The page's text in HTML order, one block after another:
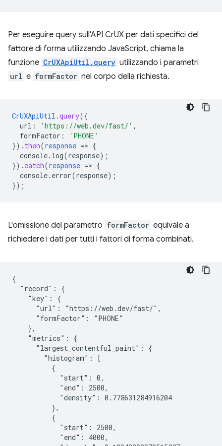
Per eseguire query sull'API CrUX per dati specifici del
fattore di forma utilizzando JavaScript, chiama la
funzione CrUXApiUtil.query utilizzando i parametri
url e formFactor nel corpo della richiesta.
CrUXApiUtil .query({
url : 'https://web.dev/fast/' ,
formFactor :
'PHONE'
}) . then(response => {
console.log(response) ;
}) .catch(response => {
console.error(response) ;
});
L'omissione del parametro formFactor equivale a
richiedere i dati per tutti i fattori di forma combinati.
{
  "record": {
    "key": {
      "url": "https://web.dev/fast/",
      "formFactor": "PHONE"
    },
    "metrics": {
      "largest_contentful_paint": {
        "histogram": [
          {
            "start": 0,
            "end": 2500,
            "density": 0.778631284916204
          },
          {
            "start": 2500,
            "end": 4000,